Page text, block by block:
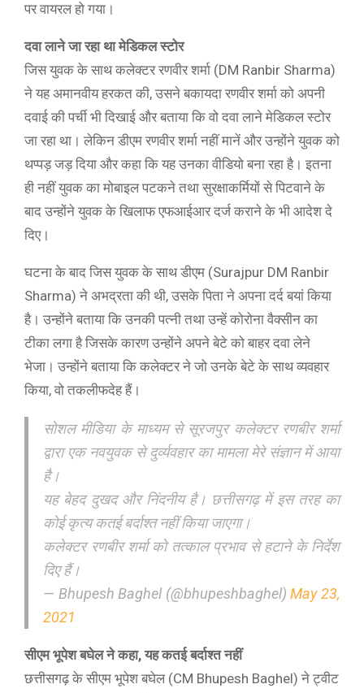
पर वायरल हो गया।
दवा लाने जा रहा था मेडिकल स्टोर
जिस युवक के साथ कलेक्टर रणवीर शर्मा (DM Ranbir Sharma)
ने यह अमानवीय हरकत की, उसने बकायदा रणवीर शर्मा को अपनी
दवाई की पर्ची भी दिखाई और बताया कि वो दवा लाने मेडिकल स्टोर
जा रहा था। लेकिन डीएम रणवीर शर्मा नहीं मानें और उन्होंने युवक को
थप्पड़ जड़ दिया और कहा कि यह उनका वीडियो बना रहा है। इतना
ही नहीं युवक का मोबाइल पटकने तथा सुरक्षाकर्मियों से पिटवाने के
बाद उन्होंने युवक के खिलाफ एफआईआर दर्ज कराने के भी आदेश दे
दिए।
घटना के बाद जिस युवक के साथ डीएम (Surajpur DM Ranbir
Sharma) ने अभद्रता की थी, उसके पिता ने अपना दर्द बयां किया
है। उन्होंने बताया कि उनकी पत्नी तथा उन्हें कोरोना वैक्सीन का
टीका लगा है जिसके कारण उन्होंने अपने बेटे को बाहर दवा लेने
भेजा। उन्होंने बताया कि कलेक्टर ने जो उनके बेटे के साथ व्यवहार
किया, वो तकलीफदेह हैं।
सोशल मीडिया के माध्यम से सूरजपुर कलेक्टर रणबीर शर्मा
द्वारा एक नवयुवक से दुर्व्यवहार का मामला मेरे संज्ञान में आया
है।
यह बेहद दुखद और निंदनीय है। छत्तीसगढ़ में इस तरह का
कोई कृत्य कतई बर्दाश्त नहीं किया जाएगा।
कलेक्टर रणबीर शर्मा को तत्काल प्रभाव से हटाने के निर्देश
दिए हैं।
— Bhupesh Baghel (@bhupeshbaghel)May 23,
2021
सीएम भूपेश बघेल ने कहा, यह कतई बर्दाश्त नहीं
छत्तीसगढ़ के सीएम भूपेश बघेल (CM Bhupesh Baghel) ने ट्वीट